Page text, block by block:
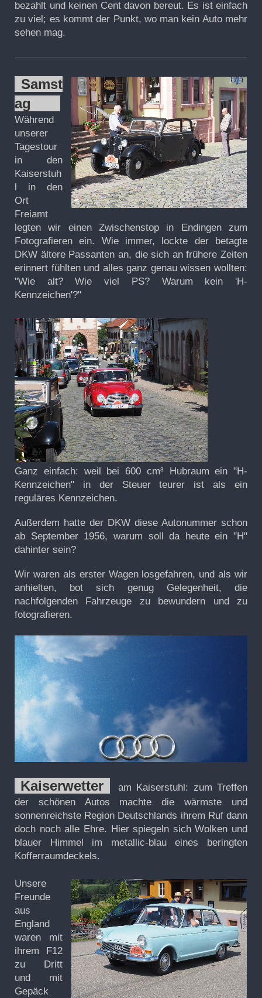
bezahlt und keinen Cent davon bereut. Es ist einfach
zu viel; es kommt der Punkt, wo man kein Auto mehr
sehen mag.
Samst
ag
Während
unserer
Tagestour
in den
Kaiserstuh
l in den
Ort
Freiamt
legten wir einen Zwischenstop in Endingen zum
Fotografieren ein. Wie immer, lockte der betagte
DKW ältere Passanten an, die sich an frühere Zeiten
erinnert fühlten und alles ganz genau wissen wollten:
"Wie alt? Wie viel PS? Warum kein 'H-
Kennzeichen'?"
Ganz einfach: weil bei 600 cm³ Hubraum ein "H-
Kennzeichen" in der Steuer teurer ist als ein
reguläres Kennzeichen.
Außerdem hatte der DKW diese Autonummer schon
ab September 1956, warum soll da heute ein "H"
dahinter sein?
Wir waren als erster Wagen losgefahren, und als wir
anhielten, bot sich genug Gelegenheit, die
nachfolgenden Fahrzeuge zu bewundern und zu
fotografieren.
Kaiserwetter
am Kaiserstuhl: zum Treffen
der schönen Autos machte die wärmste und
sonnenreichste Region Deutschlands ihrem Ruf dann
doch noch alle Ehre. Hier spiegeln sich Wolken und
blauer Himmel im metallic-blau eines beringten
Kofferraumdeckels.
Unsere
Freunde
aus
England
waren mit
ihrem F12
zu Dritt
und mit
Gepäck